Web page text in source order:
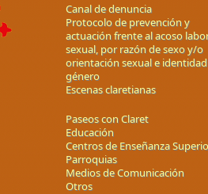
Canal de denuncia
Protocolo de prevención y
actuación frente al acoso
sexual, por razón de sexo y/o
orientación sexual e
género
Escenas claretianas
Paseos con Claret
Educación
Centros de Enseñanza
Parroquias
Medios de Comunicación
Otros